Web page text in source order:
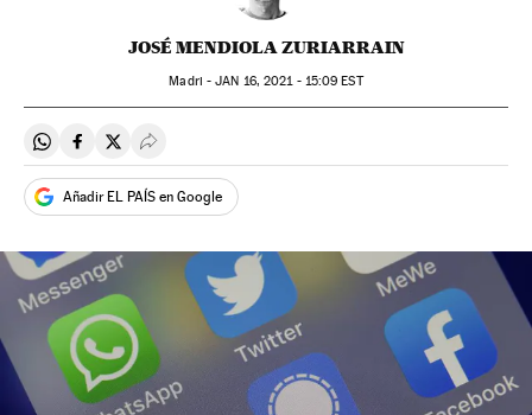
JOSÉ MENDIOLA ZURIARRAIN
Madri -JAN 16, 2021 - 15:09 EST
Compartir en Whatsapp
Compartir en Facebook
Compartir en Twitter
Desplegar Redes Sociales
Añadir EL PAÍS en Google